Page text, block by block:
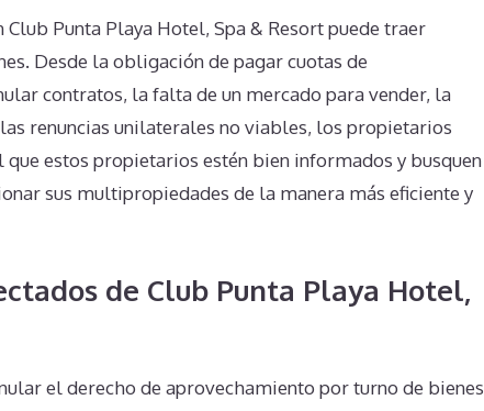
Punta Playa Hotel, Spa & Resort puede traer
Desde la obligación de pagar cuotas de
contratos, la falta de un mercado para vender, la
renuncias unilaterales no viables, los propietarios
estos propietarios estén bien informados y busquen
sus multipropiedades de la manera más eficiente y
de Club Punta Playa Hotel,
el derecho de aprovechamiento por turno de bienes